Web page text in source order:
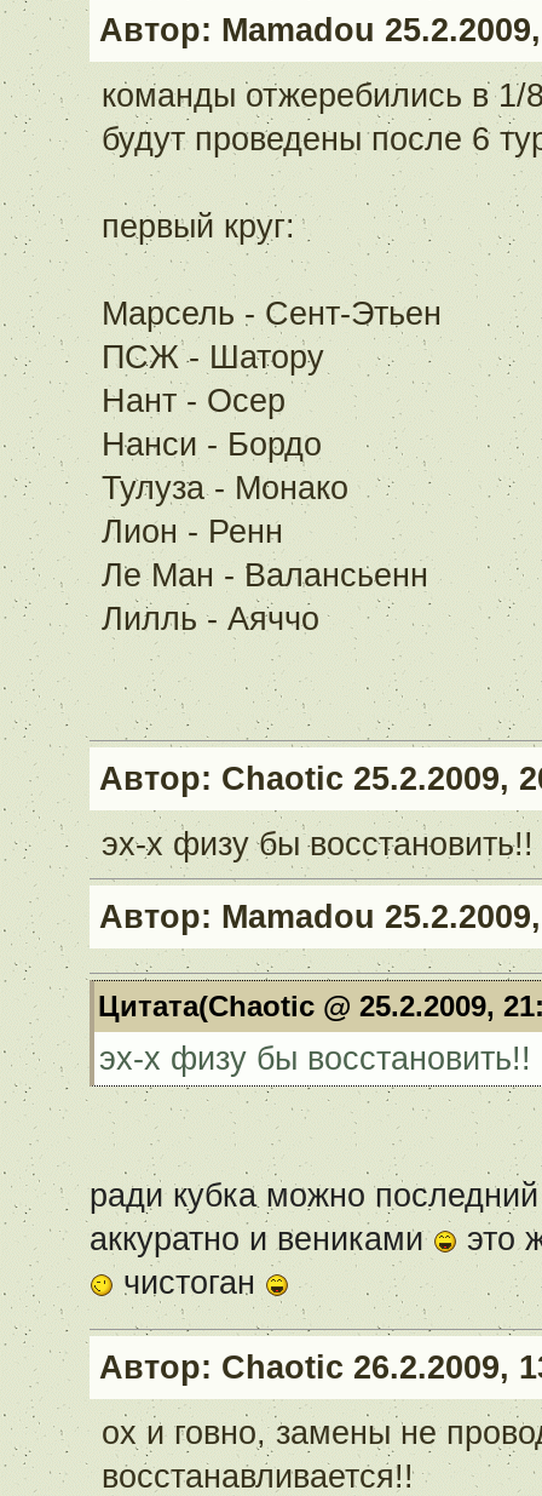
Автор: Mamadou
команды отжеребились в
будут проведены после 6
первый круг:
Марсель - Сент-Этьен
ПСЖ - Шатору
Нант - Осер
Нанси - Бордо
Тулуза - Монако
Лион - Ренн
Ле Ман - Валансьенн
Лилль - Аяччо
Автор: Chaotic 25.2.2009,
эх-х физу бы восстановить!!
Автор: Mamadou
Цитата(Chaotic @ 25.2.2009,
эх-х физу бы восстановить!!
ради кубка можно
аккуратно и вениками
это
чистоган
Автор: Chaotic 26.2.2009,
ох и говно, замены не
восстанавливается!!